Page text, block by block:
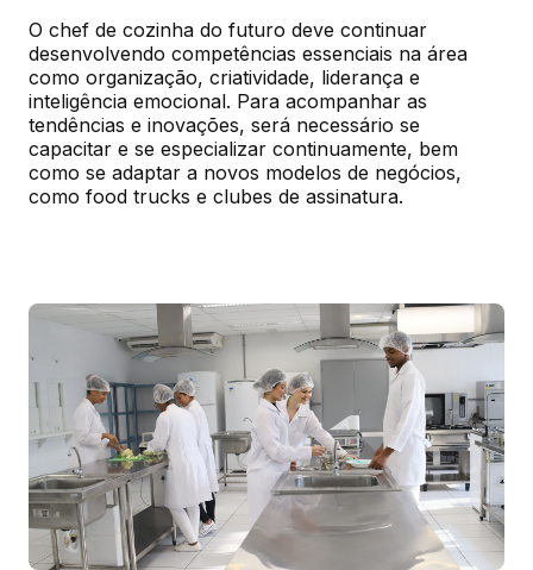
O chef de cozinha do futuro deve continuar
desenvolvendo competências essenciais na área
como organização, criatividade, liderança e
inteligência emocional. Para acompanhar as
tendências e inovações, será necessário se
capacitar e se especializar continuamente, bem
como se adaptar a novos modelos de negócios,
como food trucks e clubes de assinatura.